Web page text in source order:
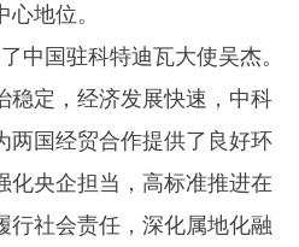
地位。
中国驻科特迪瓦大使吴杰。
稳定，经济发展快速，中科
两国经贸合作提供了良好环
化央企担当，高标准推进在
行社会责任，深化属地化融